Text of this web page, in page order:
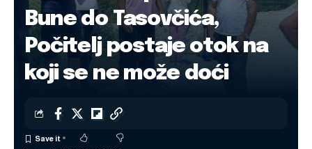
Bune do Tasovčića,
Počitelj postaje otok na
koji se ne može doći